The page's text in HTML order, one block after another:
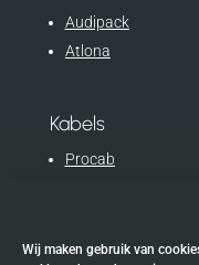
Wij maken gebruik van
Audipack
Atlona
Kabels
Procab